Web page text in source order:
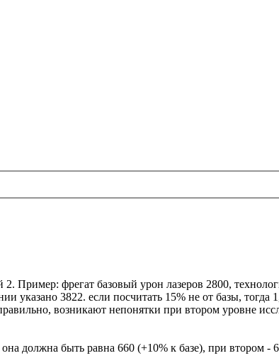
Пример: фрегат базовый урон лазеров 2800,
указано 3822. если посчитать 15% не от базы,
возникают непонятки при втором уровне
должна быть равна 660 (+10% к базе), при втором -